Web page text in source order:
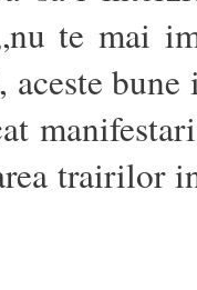
te mai
aceste
trairilor